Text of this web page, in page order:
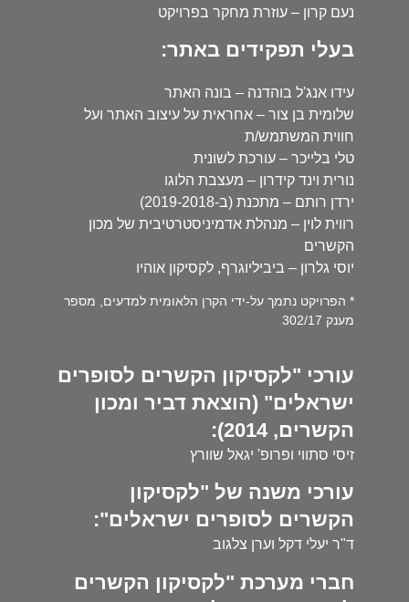
נעם קרון – עוזרת מחקר בפרויקט
בעלי תפקידים באתר:
עידו אנג'ל בוהדנה – בונה האתר
שלומית בן צור – אחראית על עיצוב האתר ועל
חווית המשתמש/ת
טלי בלייכר – עורכת לשונית
נורית וינד קידרון – מעצבת הלוגו
ירדן רותם – מתכנת (ב-2019-2018)
רווית לוין – מנהלת אדמיניסטרטיבית של מכון
הקשרים
יוסי גלרון – ביביליוגרף, לקסיקון אוהיו
* הפרויקט נתמך על-ידי הקרן הלאומית למדעים, מספר
מענק 302/17
עורכי "לקסיקון הקשרים לסופרים
ישראלים" (הוצאת דביר ומכון
הקשרים, 2014):
זיסי סתווי ופרופ' יגאל שוורץ
עורכי משנה של "לקסיקון
הקשרים לסופרים ישראלים":
ד"ר יעלי דקל וערן צלגוב
חברי מערכת "לקסיקון הקשרים